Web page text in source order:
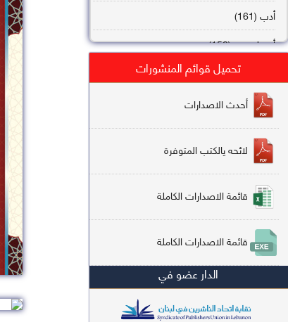
أدب (161)
أصول فقه (158)
تاريخ (138)
فقه شافعي (132)
فقه حنفي (113)
فقه مالكي (112)
تفسير قرآن (106)
علم كلام (96)
أخلاق وتصوف (91)
سير وتراجم (90)
تحميل قوائم المنشورات
أحدث الاصدارات
لائحه يالكتب المتوفرة
قائمة الاصدارات الكاملة
قائمة الاصدارات الكاملة
الدار عضو في